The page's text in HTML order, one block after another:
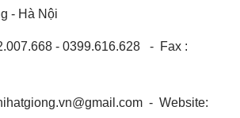
- Hà Nội
- 0399.616.628 - Fax :
- Website: